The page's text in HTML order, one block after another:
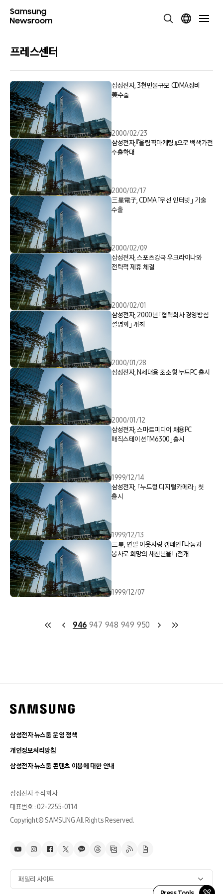
프레스센터
삼성전자, 3천만불규모 CDMA장비
美수출
2000/02/23
삼성전자,『올림픽마케팅』으로 백색가전
수출확대
2000/02/17
三星電子, CDMA「무선 인터넷」 기술
수출
2000/02/09
삼성전자, 스포츠강국 우크라이나와
전략적 제휴 체결
2000/02/01
삼성전자, 2000년「협력회사 경영방침
설명회」 개최
2000/01/28
삼성전자, N세대용 초소형 누드PC 출시
2000/01/12
삼성전자, 스마트미디어 채용PC
매직스테이션「M6300」출시
1999/12/14
삼성전자, 「누드형 디지털카메라」 첫
출시
1999/12/13
三星, 연말 이웃사랑 캠페인「나눔과
봉사로 희망의 새천년을!」전개
1999/12/07
946 947 948 949 950
삼성전자 뉴스룸 운영 정책
개인정보처리방침
삼성전자 뉴스룸 콘텐츠 이용에 대한 안내
삼성전자 주식회사
대표번호 : 02-2255-0114
Copyright© SAMSUNG All Rights Reserved.
패밀리 사이트